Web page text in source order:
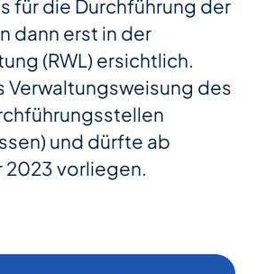
für die Durchführung der
dann erst in der
(RWL) ersichtlich.
Verwaltungsweisung des
und dürfte ab
vorliegen.